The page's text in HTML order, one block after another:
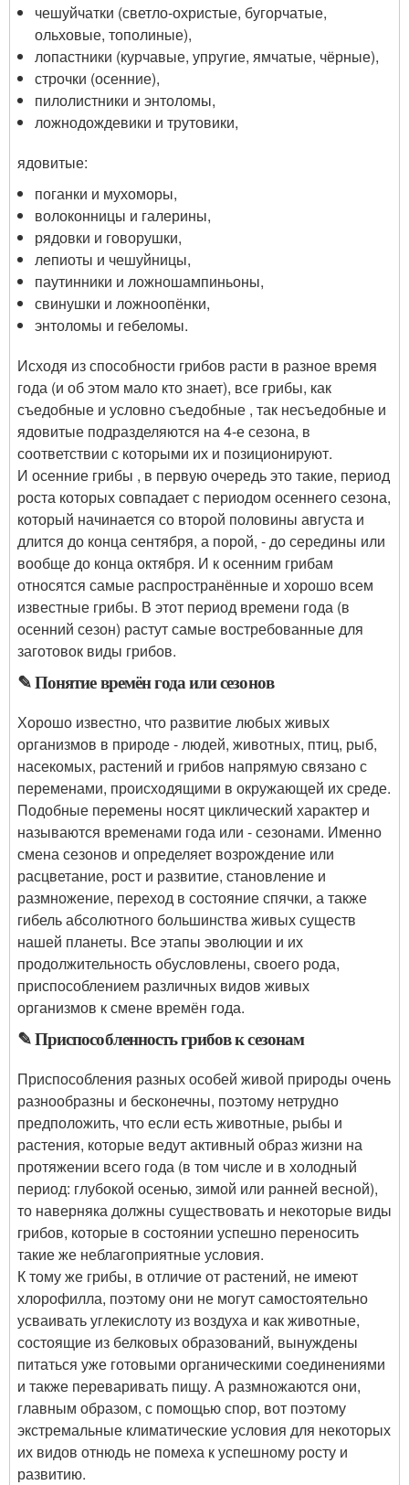
чешуйчатки (светло-охристые, бугорчатые,
ольховые, тополиные),
лопастники (курчавые, упругие, ямчатые, чёрные),
строчки (осенние),
пилолистники и энтоломы,
ложнодождевики и трутовики,
ядовитые:
поганки и мухоморы,
волоконницы и галерины,
рядовки и говорушки,
лепиоты и чешуйницы,
паутинники и ложношампиньоны,
свинушки и ложноопёнки,
энтоломы и гебеломы.
Исходя из способности грибов расти в разное время
года (и об этом мало кто знает), все грибы, как
съедобные и условно съедобные , так несъедобные и
ядовитые подразделяются на 4-е сезона, в
соответствии с которыми их и позиционируют.
И осенние грибы , в первую очередь это такие, период
роста которых совпадает с периодом осеннего сезона,
который начинается со второй половины августа и
длится до конца сентября, а порой, - до середины или
вообще до конца октября. И к осенним грибам
относятся самые распространённые и хорошо всем
известные грибы. В этот период времени года (в
осенний сезон) растут самые востребованные для
заготовок виды грибов.
✎ Понятие времён года или сезонов
Хорошо известно, что развитие любых живых
организмов в природе - людей, животных, птиц, рыб,
насекомых, растений и грибов напрямую связано с
переменами, происходящими в окружающей их среде.
Подобные перемены носят циклический характер и
называются временами года или - сезонами. Именно
смена сезонов и определяет возрождение или
расцветание, рост и развитие, становление и
размножение, переход в состояние спячки, а также
гибель абсолютного большинства живых существ
нашей планеты. Все этапы эволюции и их
продолжительность обусловлены, своего рода,
приспособлением различных видов живых
организмов к смене времён года.
✎ Приспособленность грибов к сезонам
Приспособления разных особей живой природы очень
разнообразны и бесконечны, поэтому нетрудно
предположить, что если есть животные, рыбы и
растения, которые ведут активный образ жизни на
протяжении всего года (в том числе и в холодный
период: глубокой осенью, зимой или ранней весной),
то наверняка должны существовать и некоторые виды
грибов, которые в состоянии успешно переносить
такие же неблагоприятные условия.
К тому же грибы, в отличие от растений, не имеют
хлорофилла, поэтому они не могут самостоятельно
усваивать углекислоту из воздуха и как животные,
состоящие из белковых образований, вынуждены
питаться уже готовыми органическими соединениями
и также переваривать пищу. А размножаются они,
главным образом, с помощью спор, вот поэтому
экстремальные климатические условия для некоторых
их видов отнюдь не помеха к успешному росту и
развитию.